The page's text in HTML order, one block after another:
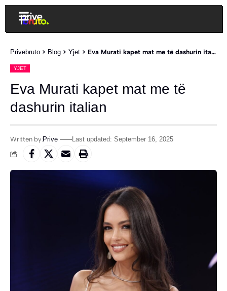
Privebruto > Blog > Yjet > Eva Murati kapet mat me të dashurin italian
YJET
Eva Murati kapet mat me të
dashurin italian
Written by:Prive Last updated: September 16, 2025